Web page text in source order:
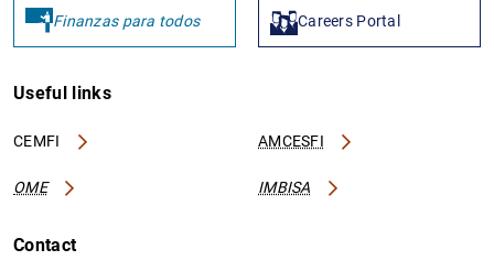
Finanzas para todos Careers Portal
Useful links
CEMFI AMCESFI
OME IMBISA
Contact